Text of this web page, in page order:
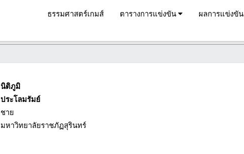
ธรรมศาสตร์เกมส์ ตารางการแข่งขัน ผลการแข่งขัน
นิติภูมิ
ประโลมรัมย์
ชาย
มหาวิทยาลัยราชภัฏสุรินทร์